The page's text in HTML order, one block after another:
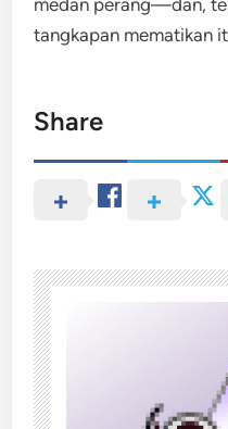
tangkapan mematikan
Share